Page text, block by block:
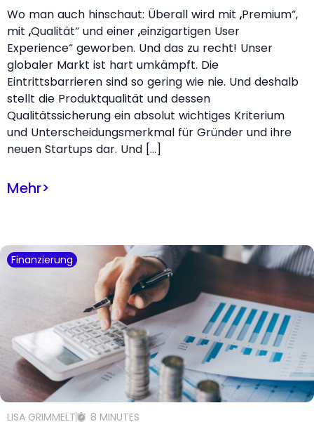
Wo man auch hinschaut: Überall wird mit „Premium“,
mit „Qualität“ und einer „einzigartigen User
Experience“ geworben. Und das zu recht! Unser
globaler Markt ist hart umkämpft. Die
Eintrittsbarrieren sind so gering wie nie. Und deshalb
stellt die Produktqualität und dessen
Qualitätssicherung ein absolut wichtiges Kriterium
und Unterscheidungsmerkmal für Gründer und ihre
neuen Startups dar. Und […]
Mehr>
Finanzierung
LISA GRIMMELT 8 MINUTES